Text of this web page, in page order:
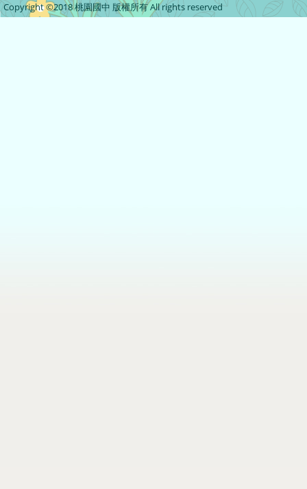
Copyright ©2018 桃園國中 版權所有 All rights reserved